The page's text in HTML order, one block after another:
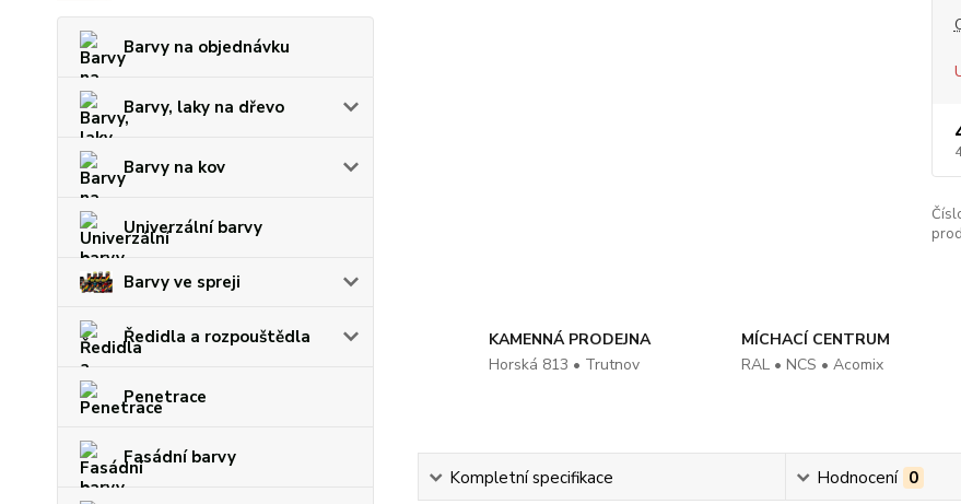
Barvy na objednávku
Barvy, laky na dřevo
Barvy na kov
Univerzální barvy
Barvy ve spreji
Ředidla a rozpouštědla
Penetrace
Fasádní barvy
KAMENNÁ PRODEJNA
Horská 813 • Trutnov
MÍCHACÍ CENTRUM
RAL • NCS • Acomix
Kompletní specifikace Hodnocení 0